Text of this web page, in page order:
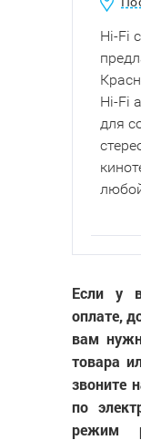
Hi-Fi
Hi-Fi
для
Если у
оплате,
вам
товара
звоните
по
режим